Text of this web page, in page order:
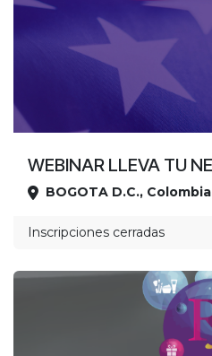
WEBINAR LLEVA TU
Ubicación
BOGOTA D.C., Colombia
Inscripciones cerradas